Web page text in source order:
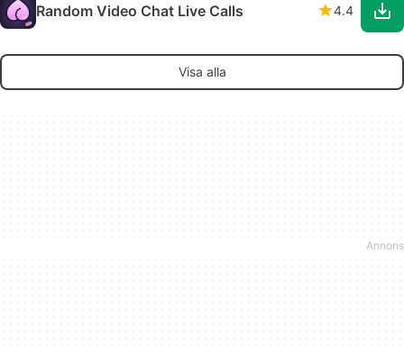
Random Video Chat Live Calls 4.4
Visa alla